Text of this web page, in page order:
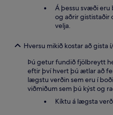
Á þessu svæði
og aðrir gististaðir
velja.
Hversu mikið kostar að gista
Þú getur fundið fjölbreytt
eftir því hvert þú ætlar að
lægstu verðin sem eru í
viðmiðum sem þú kýst og
Kíktu á lægsta